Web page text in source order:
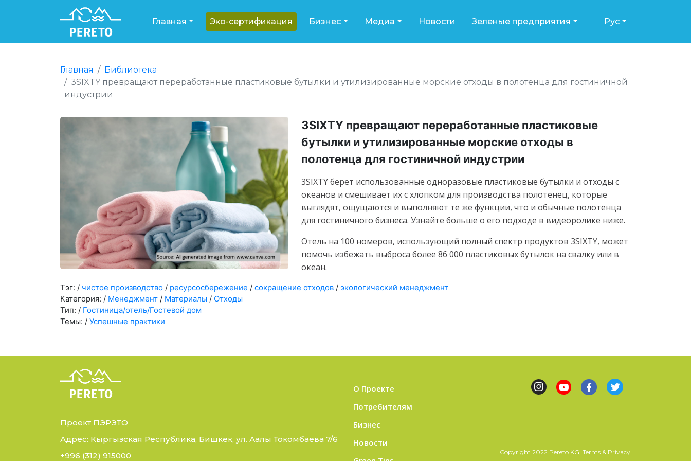
Главная Эко-сертификация Бизнес Медиа Новости Зеленые предприятия Рус
Главная
Библиотека
3SIXTY превращают переработанные пластиковые бутылки и утилизированные морские отходы в полотенца для гостиничной
индустрии
3SIXTY превращают переработанные пластиковые
бутылки и утилизированные морские отходы в
полотенца для гостиничной индустрии
3SIXTY берет использованные одноразовые пластиковые бутылки и отходы с
океанов и смешивает их с хлопком для производства полотенец, которые
выглядят, ощущаются и выполняют те же функции, что и обычные полотенца
для гостиничного бизнеса. Узнайте больше о его подходе в видеоролике ниже.
Отель на 100 номеров, использующий полный спектр продуктов 3SIXTY, может
помочь избежать выброса более 86 000 пластиковых бутылок на свалку или в
океан.
Тэг: / чистое производство / ресурсосбережение / сокращение отходов / экологический менеджмент
Категория: / Менеджмент / Материалы / Отходы
Тип: / Гостиница/отель/Гостевой дом
Темы: / Успешные практики
Проект ПЭРЭТО
Адрес: Кыргызская Республика, Бишкек, ул. Аалы Токомбаева 7/6
+996 (312) 915000
О Проекте
Потребителям
Бизнес
Новости
Copyright 2022 Pereto KG, Terms & Privacy